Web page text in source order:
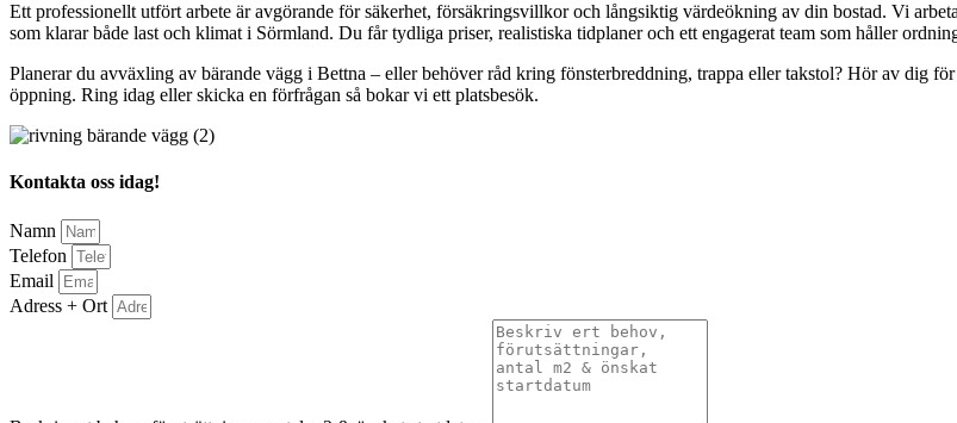
Ett professionellt utfört arbete är avgörande för säkerhet, försäkringsvillkor och långsiktig värdeökning av din bostad. Vi
som klarar både last och klimat i Sörmland. Du får tydliga priser, realistiska tidplaner och ett engagerat team som håller
Planerar du avväxling av bärande vägg i Bettna – eller behöver råd kring fönsterbreddning, trappa eller takstol? Hör av dig
öppning. Ring idag eller skicka en förfrågan så bokar vi ett platsbesök.
Kontakta oss idag!
Namn
Telefon
Email
Adress + Ort